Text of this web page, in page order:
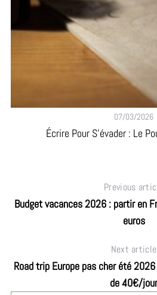
07/03/2026
Écrire Pour S’évader : Le
Previous
Budget vacances 2026 : partir en
euros
Next article
Road trip Europe pas cher été
de 40€/jour